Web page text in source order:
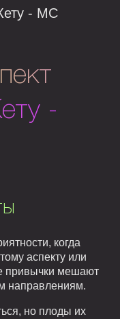
- MC
-
когда
аспекту или
привычки мешают
направлениям.
но плоды их